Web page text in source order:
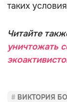
таких
Читайте
уничтожать
ВИКТОРИЯ